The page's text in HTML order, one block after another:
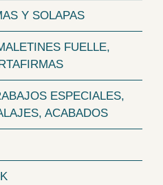
Y SOLAPAS
FUELLE,
ESPECIALES,
ACABADOS